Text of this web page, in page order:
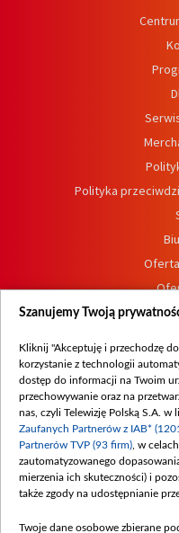
Polityka
Procedura
Szanujemy Twoją
Kliknij "Akceptuję i przechodzę
korzystanie z technologii
dostęp do informacji na Twoim
przechowywanie oraz na
nas, czyli Telewizję Polską S.A. w
Zaufanych Partnerów z IAB*
Partnerów TVP (93 firm) , w
zautomatyzowanego
mierzenia ich skuteczności) i
także zgody na udostępnianie
Twoje dane osobowe zbierane